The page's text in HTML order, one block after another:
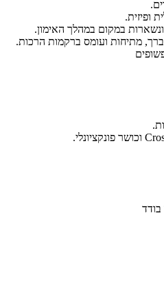
ופיזית.
במקום במהלך האימון.
ברך, מתיחות ועומס ברקמות הרכות.
בודד